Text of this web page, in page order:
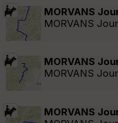
MORVANS
MORVANS
MORVANS
MORVANS
MORVANS